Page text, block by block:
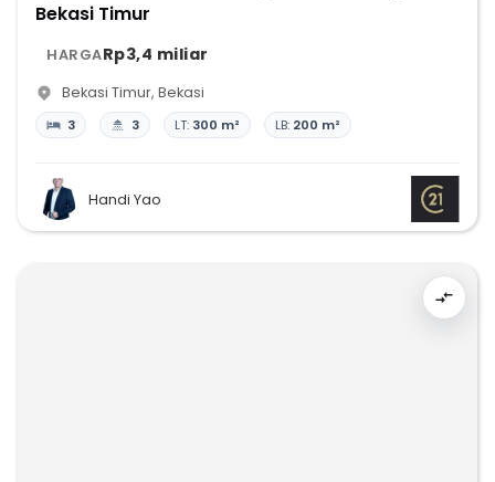
Bekasi Timur
HARGARp3,4 miliar
Bekasi Timur, Bekasi
3 3 LT: 300 m² LB: 200 m²
Handi Yao